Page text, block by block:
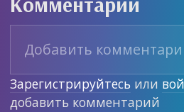
Зарегистрируйтесь или
добавить комментарий